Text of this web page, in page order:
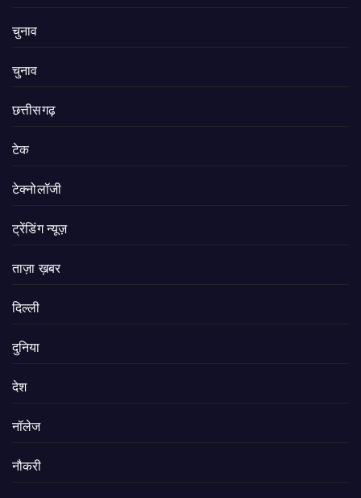
चुनाव
चुनाव
छत्तीसगढ़
टेक
टेक्नोलॉजी
ट्रेंडिंग न्यूज़
ताज़ा ख़बर
दिल्ली
दुनिया
देश
नॉलेज
नौकरी